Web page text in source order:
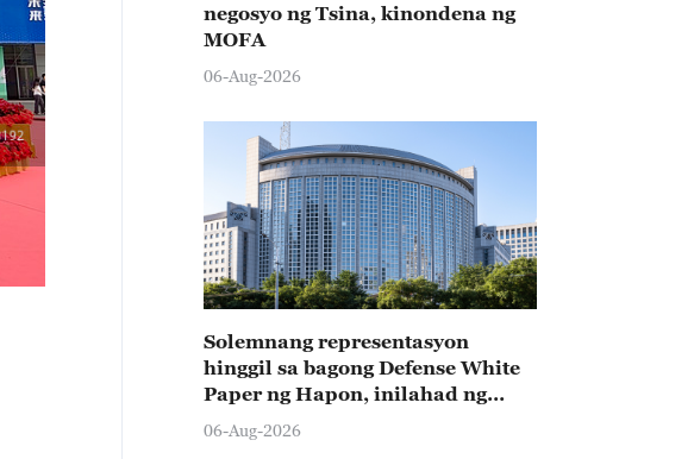
negosyo ng Tsina, kinondena ng
MOFA
06-Aug-2026
Solemnang representasyon
hinggil sa bagong Defense White
Paper ng Hapon, inilahad ng
Tsina
06-Aug-2026